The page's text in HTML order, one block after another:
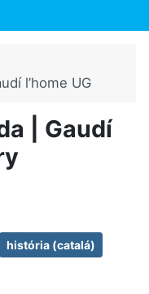
l’home UG
| Gaudí
história (catalá)